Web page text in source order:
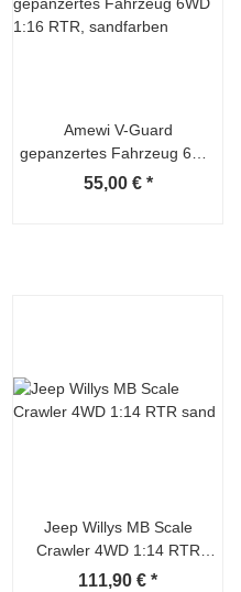
Amewi V-Guard
gepanzertes Fahrzeug 6WD
1:16 RTR, sandfarben
55,00 € *
Jeep Willys MB Scale
Crawler 4WD 1:14 RTR
sand
111,90 € *